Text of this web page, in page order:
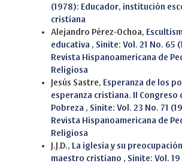
(1978): Educador, institución
cristiana
Alejandro Pérez-Ochoa,
educativa , Sinite: Vol. 21 No. 65
Revista Hispanoamericana de
Religiosa
Jesús Sastre, Esperanza de los
esperanza cristiana. II Congreso
Pobreza , Sinite: Vol. 23 No. 71
Revista Hispanoamericana de
Religiosa
J.J.D., La iglesia y su
maestro cristiano , Sinite: Vol.